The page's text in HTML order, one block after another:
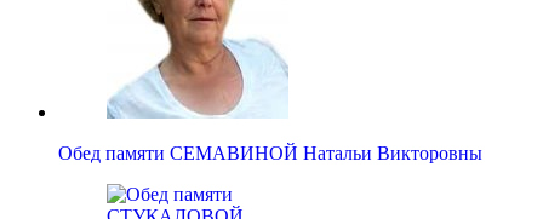
Обед памяти СЕМАВИНОЙ Натальи Викторовны